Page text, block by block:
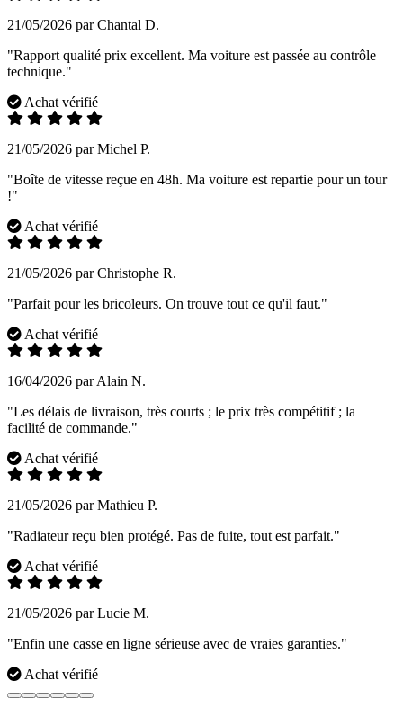
21/05/2026 par Chantal D.
"Rapport qualité prix excellent. Ma voiture est passée au contrôle
technique."
Achat vérifié
21/05/2026 par Michel P.
"Boîte de vitesse reçue en 48h. Ma voiture est repartie pour un tour
!"
Achat vérifié
21/05/2026 par Christophe R.
"Parfait pour les bricoleurs. On trouve tout ce qu'il faut."
Achat vérifié
16/04/2026 par Alain N.
"Les délais de livraison, très courts ; le prix très compétitif ; la
facilité de commande."
Achat vérifié
21/05/2026 par Mathieu P.
"Radiateur reçu bien protégé. Pas de fuite, tout est parfait."
Achat vérifié
21/05/2026 par Lucie M.
"Enfin une casse en ligne sérieuse avec de vraies garanties."
Achat vérifié